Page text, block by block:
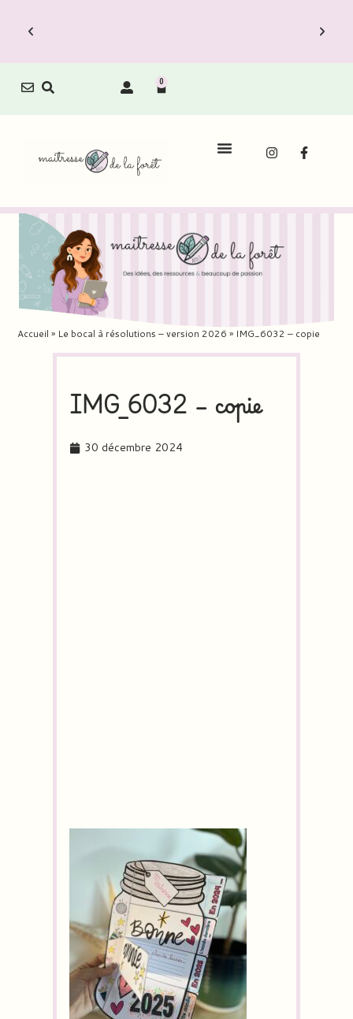
0
Accueil » Le bocal à résolutions – version 2026 » IMG_6032 – copie
IMG_6032 – copie
30 décembre 2024